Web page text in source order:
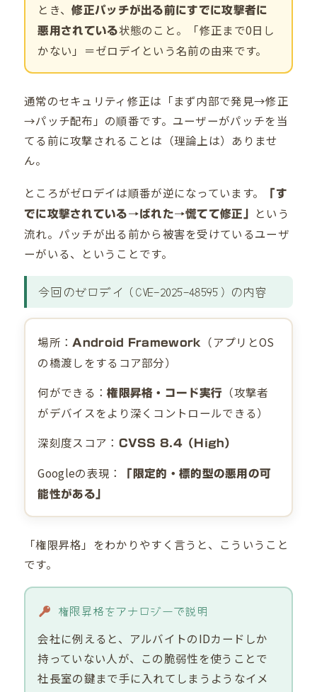
とき、修正パッチが出る前にすでに攻撃者に
悪用されている状態のこと。「修正まで0日し
かない」＝ゼロデイという名前の由来です。
通常のセキュリティ修正は「まず内部で発見→修正
→パッチ配布」の順番です。ユーザーがパッチを当
てる前に攻撃されることは（理論上は）ありませ
ん。
ところがゼロデイは順番が逆になっています。
「す
でに攻撃されている→ばれた→慌てて修正」
という
流れ。パッチが出る前から被害を受けているユーザ
ーがいる、ということです。
今回のゼロデイ（CVE-2025-48595）の内容
場所： Android Framework
（アプリとOS
の橋渡しをするコア部分）
何ができる：権限昇格・コード実行
（攻撃者
がデバイスをより深くコントロールできる）
深刻度スコア： CVSS 8.4（High）
Googleの表現：
「限定的・標的型の悪用の可
能性がある」
「権限昇格」をわかりやすく言うと、こういうこと
です。
権限昇格をアナロジーで説明
会社に例えると、アルバイトのIDカードしか
持っていない人が、この脆弱性を使うことで
社長室の鍵まで手に入れてしまうようなイメ